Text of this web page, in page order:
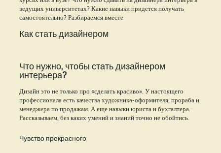
ведущих университетах? Какие навыки придется получать
самостоятельно? Разбираемся вместе
Как стать дизайнером
Что нужно, чтобы стать дизайнером
интерьера?
Дизайн это не только про «сделать красиво». У настоящего
профессионала есть качества художника-оформителя, прораба и
менеджера по продажам. А еще навыки юриста и бухгалтера.
Рассказываем, без каких умений и знаний точно не обойтись.
Чувство прекрасного